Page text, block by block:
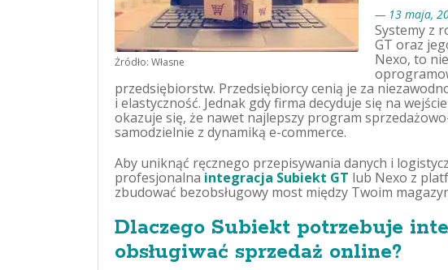
Żródło: Własne
— 13 maja,
Systemy z
GT oraz
Nexo, to
przedsiębiorstw. Przedsiębiorcy cenią je za
i elastyczność. Jednak gdy firma decyduje się na
okazuje się, że nawet najlepszy program
samodzielnie z dynamiką e-commerce.
Aby uniknąć ręcznego przepisywania danych i
profesjonalna integracja Subiekt GT lub Nexo z
zbudować bezobsługowy most między Twoim
Dlaczego Subiekt potrzebuje
obsługiwać sprzedaż online?